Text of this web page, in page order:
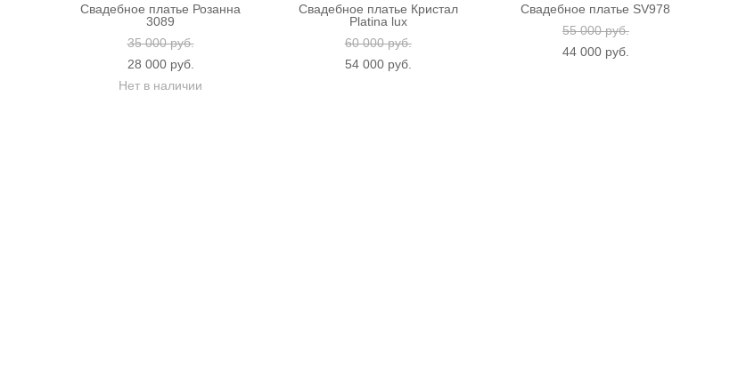
Свадебное платье Розанна
3089
35 000 pуб.
28 000 pуб.
Нет в наличии
Свадебное платье Кристал
Platina lux
60 000 pуб.
54 000 pуб.
Свадебное платье SV978
55 000 pуб.
44 000 pуб.